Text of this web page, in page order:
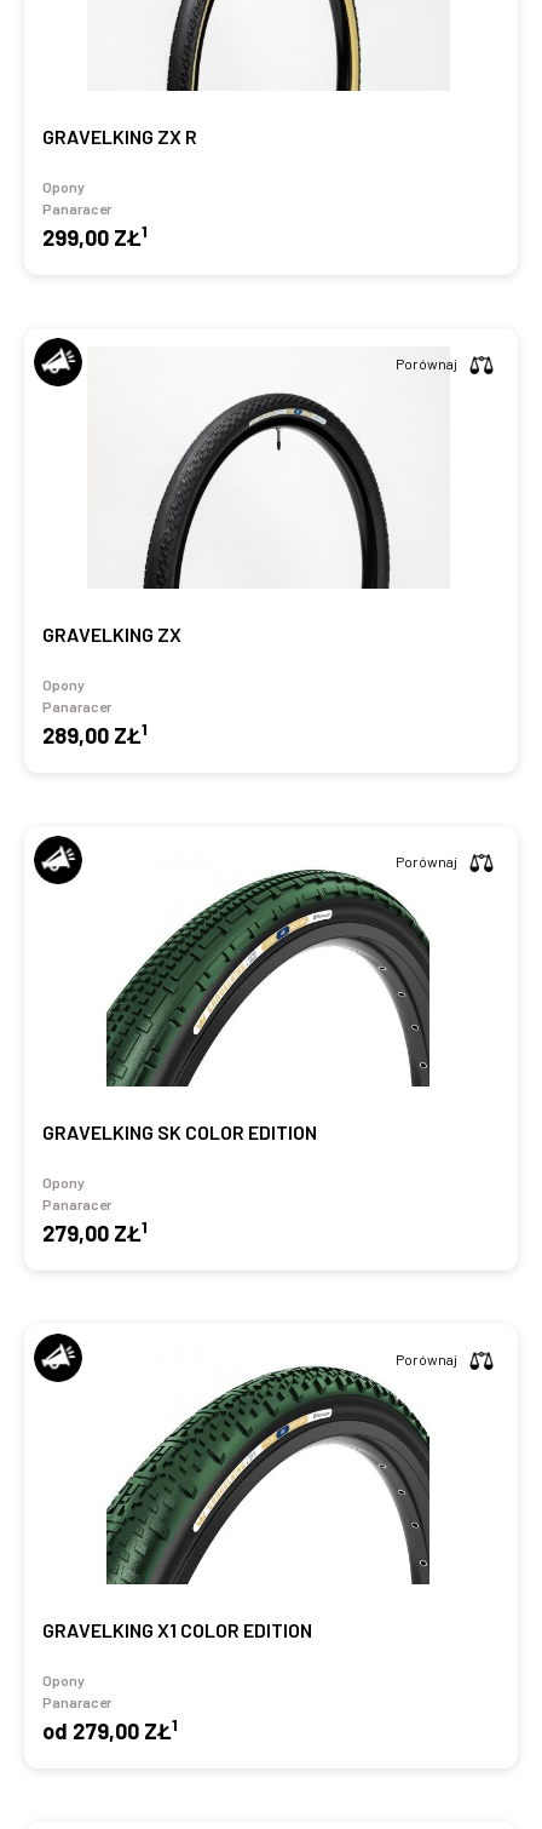
GRAVELKING ZX R
Opony
Panaracer
299,00 ZŁ1
GRAVELKING ZX
Opony
Panaracer
289,00 ZŁ1
Porównaj
GRAVELKING SK COLOR EDITION
Opony
Panaracer
279,00 ZŁ1
Porównaj
GRAVELKING X1 COLOR EDITION
Opony
Panaracer
od 279,00 ZŁ1
Porównaj